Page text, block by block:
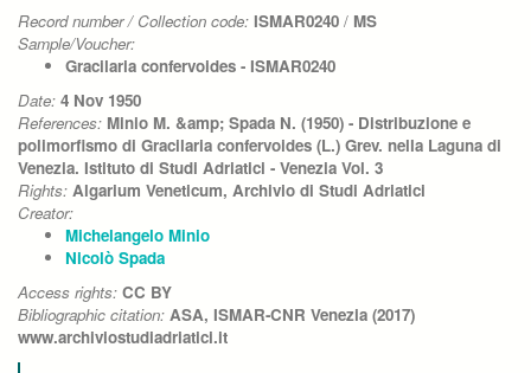
Record number / Collection code: ISMAR0240 / MS
Sample/Voucher:
Gracilaria confervoides - ISMAR0240
Date: 4 Nov 1950
References: Minio M. &amp; Spada N. (1950) - Distribuzione e
polimorfismo di Gracilaria confervoides (L.) Grev. nella Laguna di
Venezia. Istituto di Studi Adriatici - Venezia Vol. 3
Rights: Algarium Veneticum, Archivio di Studi Adriatici
Creator:
Michelangelo Minio
Nicolò Spada
Access rights: CC BY
Bibliographic citation: ASA, ISMAR-CNR Venezia (2017)
www.archiviostudiadriatici.it